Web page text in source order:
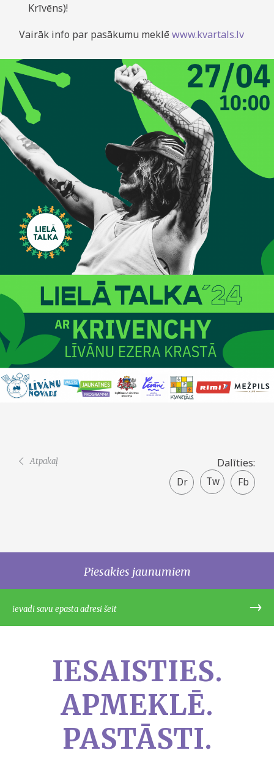
Krīvēns)!
Vairāk info par pasākumu meklē www.kvartals.lv
Dalīties:
Facebook
share
Twitter
Atpakaļ
Piesakies jaunumiem
IESAISTIES.
APMEKLĒ.
PASTĀSTI.